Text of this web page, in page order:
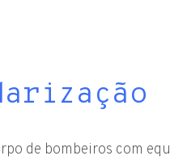
de bombeiros com